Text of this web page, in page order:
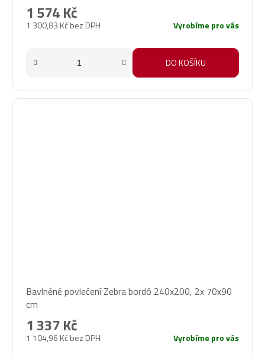
1 300,83 Kč bez DPH
1 574 Kč
Vyrobíme pro vás
DO KOŠÍKU
Bavlněné povlečení Zebra bordó 240x200, 2x 70x90
cm
1 104,96 Kč bez DPH
1 337 Kč
Vyrobíme pro vás